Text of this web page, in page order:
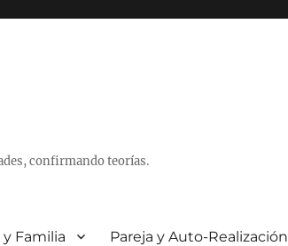
confirmando teorías.
Familia Pareja y Auto-Realización